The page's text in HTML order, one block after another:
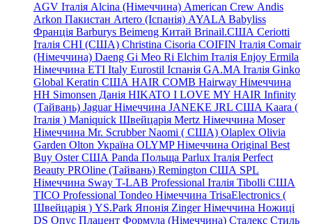
AGV Італія Alcina (Німеччина) American Crew Andis
Arkon Пакистан Artero (Іспанія) AYALA Babyliss
Франція Barburys Beimeng Китай Brinail.США Ceriotti
Італія CHI (США) Christina Cisoria COIFIN Італія Comair
(Німеччина) Daeng Gi Meo Ri Elchim Італія Enjoy Ermila
Німеччина ETI Italy Eurostil Іспанія GA.MA Італія Ginko
Global Keratin США HAIR COMB Hairway Німеччина
HH Simonsen Данія HIKATO I LOVE MY HAIR Infinity
(Тайвань) Jaguar Німеччина JANEKE JRL США Kaara (
Італія ) Maniquick Швейцарія Mertz Німеччина Moser
Німеччина Mr. Scrubber Naomi ( США) Olaplex Olivia
Garden Olton Україна OLYMP Німеччина Original Best
Buy Oster США Panda Польща Parlux Італія Perfect
Beauty PROline (Тайвань) Remington США SPL
Німеччина Sway T-LAB Professional Італія Tibolli США
TICO Professional Tondeo Німеччина TrisaElectronics (
Швейцарія ) YS.Park Японія Zinger Німеччина Ножиці
DS Опус Плацент Формула (Німеччина) Сталекс Стиль